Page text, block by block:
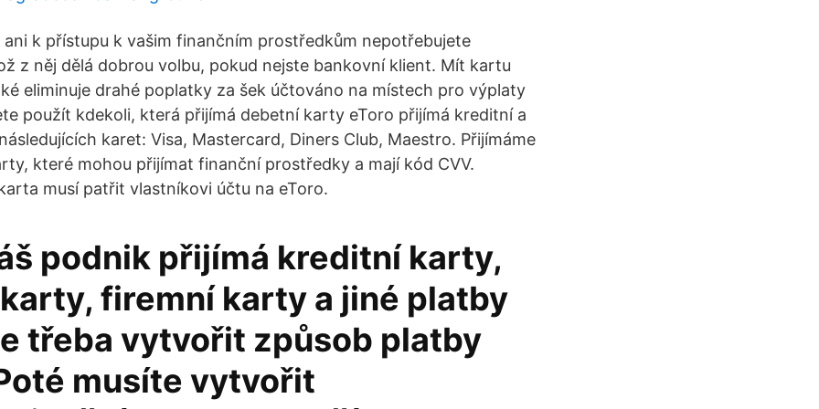
k přístupu k vašim finančním prostředkům nepotřebujete
z něj dělá dobrou volbu, pokud nejste bankovní klient. Mít kartu
eliminuje drahé poplatky za šek účtováno na místech pro výplaty
použít kdekoli, která přijímá debetní karty eToro přijímá kreditní a
karet: Visa, Mastercard, Diners Club, Maestro. Přijímáme
které mohou přijímat finanční prostředky a mají kód CVV.
musí patřit vlastníkovi účtu na eToro.
podnik přijímá kreditní karty,
firemní karty a jiné platby
třeba vytvořit způsob platby
musíte vytvořit